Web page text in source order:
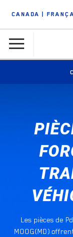
CANADA |
Les pièces de
MOOG(MD)